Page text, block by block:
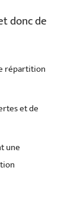
donc de
répartition
et de
une